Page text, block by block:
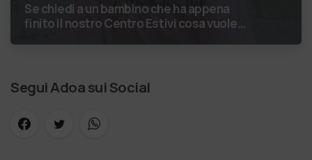
Se chiedi a un bambino che ha appena
finito il nostro Centro Estivi cosa vuole
Segui Adoa sui Social